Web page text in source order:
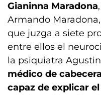
Gianinna Maradona
Armando
que juzga a siete
entre ellos el
la psiquiatra
médico de
capaz de explicar